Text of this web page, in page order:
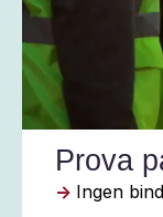
Prova
→ Ingen